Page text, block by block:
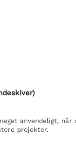
anvendeligt, når
projekter.